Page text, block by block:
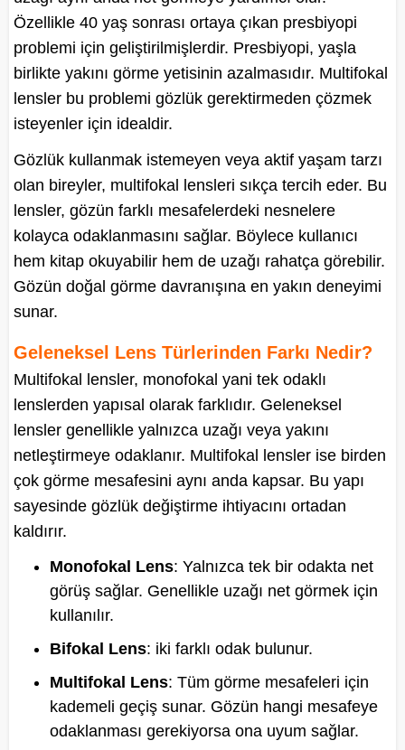
Özellikle 40 yaş sonrası ortaya çıkan presbiyopi
problemi için geliştirilmişlerdir. Presbiyopi, yaşla
birlikte yakını görme yetisinin azalmasıdır. Multifokal
lensler bu problemi gözlük gerektirmeden çözmek
isteyenler için idealdir.
Gözlük kullanmak istemeyen veya aktif yaşam tarzı
olan bireyler, multifokal lensleri sıkça tercih eder. Bu
lensler, gözün farklı mesafelerdeki nesnelere
kolayca odaklanmasını sağlar. Böylece kullanıcı
hem kitap okuyabilir hem de uzağı rahatça görebilir.
Gözün doğal görme davranışına en yakın deneyimi
sunar.
Geleneksel Lens Türlerinden Farkı Nedir?
Multifokal lensler, monofokal yani tek odaklı
lenslerden yapısal olarak farklıdır. Geleneksel
lensler genellikle yalnızca uzağı veya yakını
netleştirmeye odaklanır. Multifokal lensler ise birden
çok görme mesafesini aynı anda kapsar. Bu yapı
sayesinde gözlük değiştirme ihtiyacını ortadan
kaldırır.
Monofokal Lens: Yalnızca tek bir odakta net
görüş sağlar. Genellikle uzağı net görmek için
kullanılır.
Bifokal Lens: iki farklı odak bulunur.
Multifokal Lens: Tüm görme mesafeleri için
kademeli geçiş sunar. Gözün hangi mesafeye
odaklanması gerekiyorsa ona uyum sağlar.